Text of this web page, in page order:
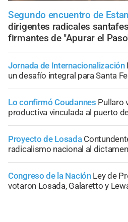
Segundo encuentro de
dirigentes radicales
firmantes de "Apurar el
Jornada de Internacionalización
un desafío integral para Santa
Lo confirmó Coudannes Pullaro
productiva vinculada al puerto
Proyecto de Losada
radicalismo nacional al
Congreso de la Nación Ley de
votaron Losada, Galaretto y